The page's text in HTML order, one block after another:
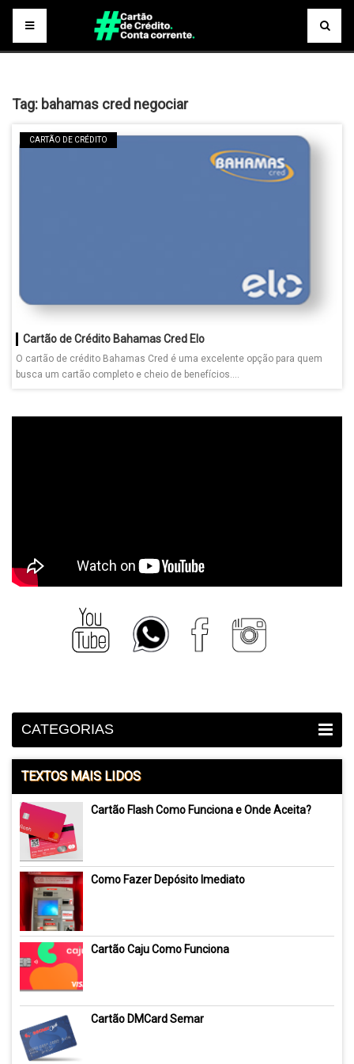
Tag: bahamas cred negociar
CARTÃO DE CRÉDITO
Cartão de Crédito Bahamas Cred Elo
O cartão de crédito Bahamas Cred é uma excelente opção para quem
busca um cartão completo e cheio de benefícios....
CATEGORIAS
TEXTOS MAIS LIDOS
Cartão Flash Como Funciona e Onde Aceita?
Como Fazer Depósito Imediato
Cartão Caju Como Funciona
Cartão DMCard Semar